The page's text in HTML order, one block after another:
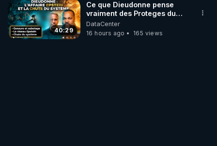
40:29
Ce que Dieudonne pense
vraiment des Proteges du
reseau Epstein - GPTV
DataCenter
16 hours ago
165 views